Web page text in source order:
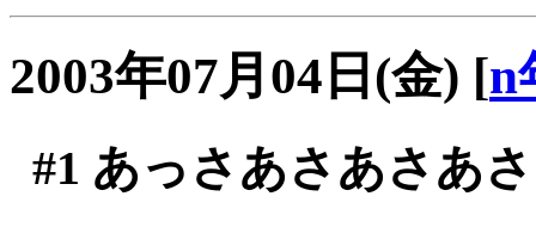
2003年07月04日(金) [n
#1 あっさあさあさあ